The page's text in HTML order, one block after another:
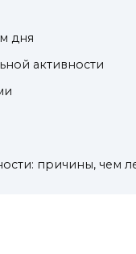
дня
активности
причины, чем